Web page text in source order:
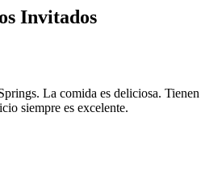
Invitados
La comida es deliciosa.
siempre es excelente.